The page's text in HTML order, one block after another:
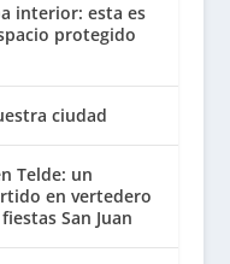
interior: esta es
protegido
ciudad
Telde: un
en vertedero
San Juan